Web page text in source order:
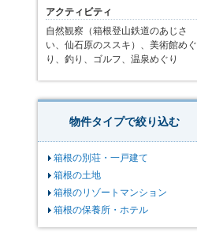
アクティビティ
自然観察（箱根登山鉄道のあじさ
い、仙石原のススキ）、美術館めぐ
り、釣り、ゴルフ、温泉めぐり
物件タイプで絞り込む
箱根の別荘・一戸建て
箱根の土地
箱根のリゾートマンション
箱根の保養所・ホテル